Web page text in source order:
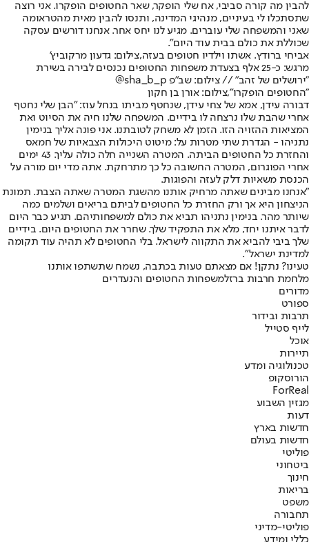
להבין מה קורה סביבי, אח שלי הופקר, שאר החטופים הופקרו. אני רוצה
שתסתכלו לי בעיניים, מנהיגי המדינה, ותנסו להבין מאית מהטראומה
שאני והמשפחה שלי עוברים. מגיע לנו יחס אחר. אנחנו דורשים עסקה
שכוללת את כולם בבית עוד היום".
אביחי ברודץ. אשתו וילדיו חטופים בעזה,צילום: גדעון מרקוביץ'
מרגש: כ-25 אלף בצעדת משפחות החטופים נכנסים לבירה בשירת
"ירושלים של זהב" // צילום: שב״פ sha_b_p@
"החטופים הופקרו",צילום: אורן בן חקון
דבורה עידן, אמא של צחי עידן, שנחטף מביתו בנחל עוז: "הבן שלי נחטף
אחרי שהבת שלו נרצחה לו בידיים. המשפחה שלנו חיה את הסיוט ואת
המציאות ההזויה הזו. הזמן לא משחק לטובתנו. אני פונה אליך בנימין
נתניהו - הגדרת שתי מטרות על: מיטוט היכולות הצבאיות של חמאס
והחזרת כל החטופים הביתה. המטרה השנייה חלה כולה עליך. 43 ימים
אחרי הפוגרום, המטרה החשובה כל כך מתרחקת. אתה מדי יום מורה על
הכנסת משאיות דלק לעזה והפוגות.
"אנחנו מבינים שאתה מרחיק אותנו מהשגת המטרה שאתה הצבת. תמונת
הניצחון היא אך ורק החזרת כל החטופים לביתם בריאים ושלמים כמה
שיותר מהר. בנימין נתניהו תביא את כולם למשפחותיהם. תגיע כבר היום
לדבר איתנו יחד, מלא את התפקיד שלך. שחרר את החטופים היום. בידיים
שלך ביבי להביא את התקווה לישראל. בלי החטופים לא תהיה עוד תקומה
למדינת ישראל".
טעינו? נתקן! אם מצאתם טעות בכתבה, נשמח שתשתפו אותנו
מלחמת חרבות ברזלמשפחות החטופים והנעדרים
מדורים
ספורט
תרבות ובידור
לייף סטייל
אוכל
תיירות
טכנולוגיה ומדע
הורוסקופ
ForReal
מגזין השבוע
דעות
חדשות בארץ
חדשות בעולם
פוליטי
ביטחוני
חינוך
בריאות
משפט
תחבורה
פוליטי-מדיני